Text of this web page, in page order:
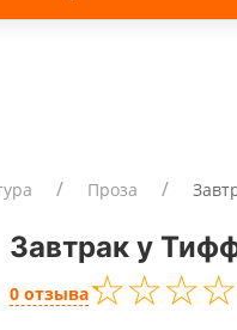
Проза
Завтрак у
0 отзыва☆☆☆☆
★★★★